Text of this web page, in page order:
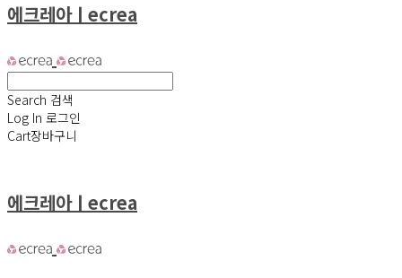
에크레아ㅣecrea
Search 검색
Log In 로그인
Cart장바구니
에크레아ㅣecrea